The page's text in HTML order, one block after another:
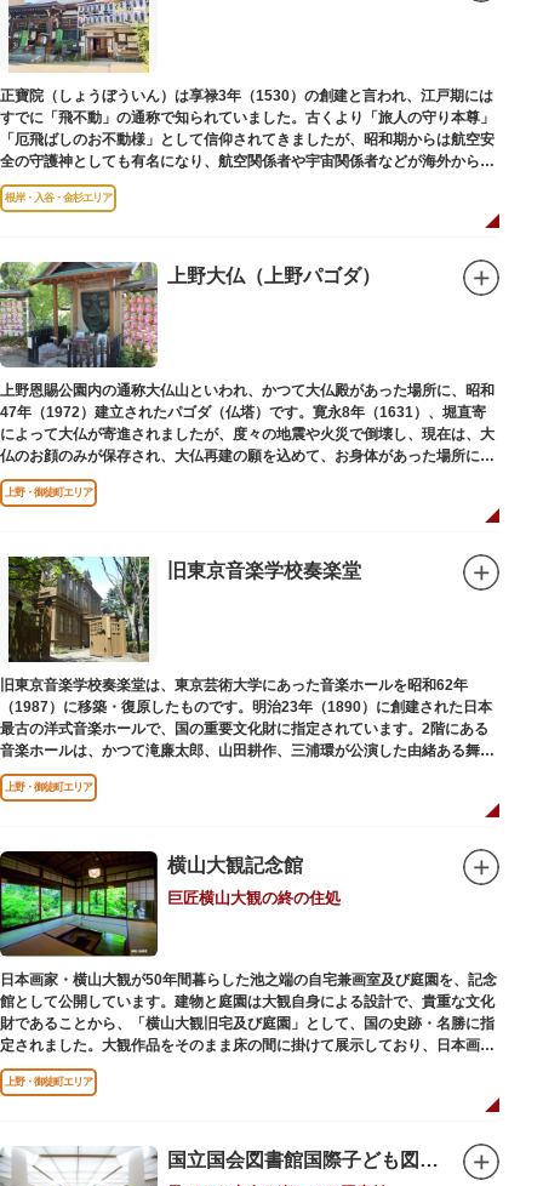
子規が病室兼書斎にしていた「病牀六尺の間」などを復元しており、明治の
暮らしだけでなく創作の様子を偲ぶことができます。現在、一般のボランテ
ィア団体により大切に維持・保存されています。
正寶院（しょうぼういん）は享禄3年（1530）の創建と言われ、江戸期には
すでに「飛不動」の通称で知られていました。古くより「旅人の守り本尊」
「厄飛ばしのお不動様」として信仰されてきましたが、昭和期からは航空安
全の守護神としても有名になり、航空関係者や宇宙関係者などが海外からも
多く参拝に訪れます。
根岸・入谷・金杉エリア
上野大仏（上野パゴダ）
上野恩賜公園内の通称大仏山といわれ、かつて大仏殿があった場所に、昭和
47年（1972）建立されたパゴダ（仏塔）です。寛永8年（1631）、堀直寄
によって大仏が寄進されましたが、度々の地震や火災で倒壊し、現在は、大
仏のお顔のみが保存され、大仏再建の願を込めて、お身体があった場所にパ
ゴダが建てられました。
上野・御徒町エリア
旧東京音楽学校奏楽堂
旧東京音楽学校奏楽堂は、東京芸術大学にあった音楽ホールを昭和62年
（1987）に移築・復原したものです。明治23年（1890）に創建された日本
最古の洋式音楽ホールで、国の重要文化財に指定されています。2階にある
音楽ホールは、かつて滝廉太郎、山田耕作、三浦環が公演した由緒ある舞台
です。
上野・御徒町エリア
横山大観記念館
巨匠横山大観の終の住処
日本画家・横山大観が50年間暮らした池之端の自宅兼画室及び庭園を、記念
館として公開しています。建物と庭園は大観自身による設計で、貴重な文化
財であることから、「横山大観旧宅及び庭園」として、国の史跡・名勝に指
定されました。大観作品をそのまま床の間に掛けて展示しており、日本画本
来の楽しみ方を体験できる貴重な空間です。
上野・御徒町エリア
国立国会図書館国際子ども図書館